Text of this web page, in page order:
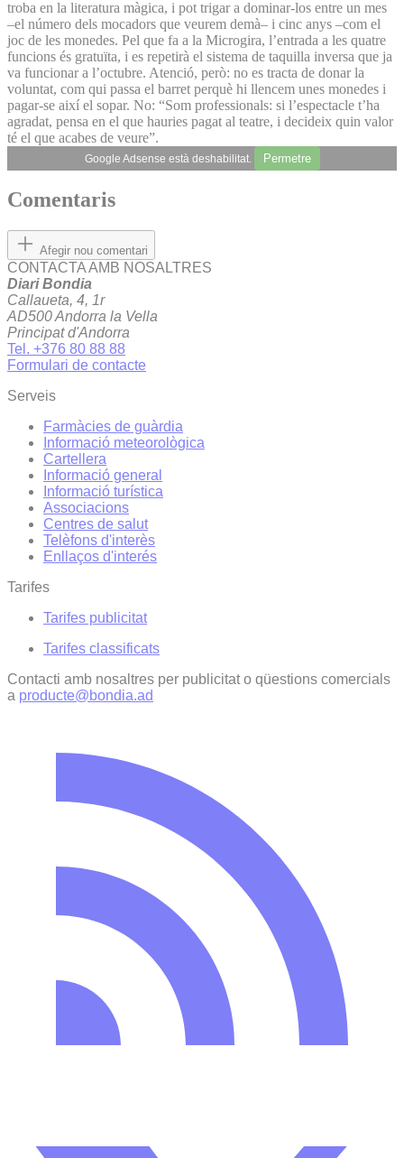
troba en la literatura màgica, i pot trigar a dominar-los entre un mes
–el número dels mocadors que veurem demà– i cinc anys –com el
joc de les monedes. Pel que fa a la Microgira, l’entrada a les quatre
funcions és gratuïta, i es repetirà el sistema de taquilla inversa que ja
va funcionar a l’octubre. Atenció, però: no es tracta de donar la
voluntat, com qui passa el barret perquè hi llencem unes monedes i
pagar-se així el sopar. No: “Som professionals: si l’espectacle t’ha
agradat, pensa en el que hauries pagat al teatre, i decideix quin valor
té el que acabes de veure”.
Google Adsense està deshabilitat. Permetre
Comentaris
Afegir nou comentari
CONTACTA AMB NOSALTRES
Diari Bondia
Callaueta, 4, 1r
AD500 Andorra la Vella
Principat d'Andorra
Tel. +376 80 88 88
Formulari de contacte
Serveis
Farmàcies de guàrdia
Informació meteorològica
Cartellera
Informació general
Informació turística
Associacions
Centres de salut
Telèfons d'interès
Enllaços d'interés
Tarifes
Tarifes publicitat
Tarifes classificats
Contacti amb nosaltres per publicitat o qüestions comercials
a producte@bondia.ad